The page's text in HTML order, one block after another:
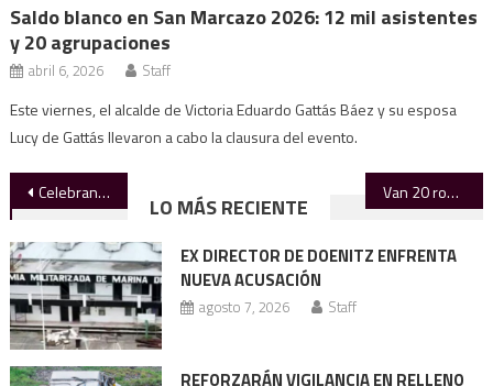
Saldo blanco en San Marcazo 2026: 12 mil asistentes
y 20 agrupaciones
abril 6, 2026 Staff
Este viernes, el alcalde de Victoria Eduardo Gattás Báez y su esposa
Lucy de Gattás llevaron a cabo la clausura del evento.
Navegación
de
entradas
Celebran graduación de los CENDI y CDIN Van 20 robos a escuelas: SET
LO MÁS RECIENTE
EX DIRECTOR DE DOENITZ ENFRENTA
NUEVA ACUSACIÓN
agosto 7, 2026 Staff
REFORZARÁN VIGILANCIA EN RELLENO